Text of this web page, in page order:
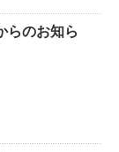
らのお知ら